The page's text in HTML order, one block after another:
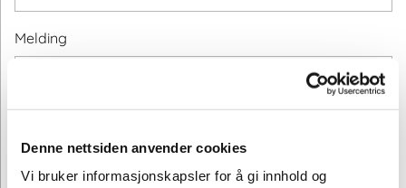
Denne nettsiden anvender cookies
Vi bruker informasjonskapsler for å gi innhold og
Melding
Telefon